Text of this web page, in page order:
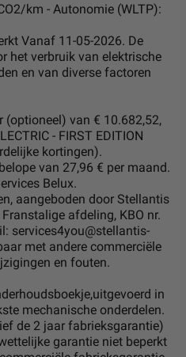
km - Autonomie (WLTP):
Vanaf 11-05-2026. De
het verbruik van elektrische
en van diverse factoren
(optioneel) van € 10.682,52,
- FIRST EDITION
kortingen).
van 27,96 € per maand.
Belux.
aangeboden door Stellantis
afdeling, KBO nr.
services4you@stellantis-
met andere commerciële
en fouten.
in
mechanische onderdelen.
de 2 jaar fabrieksgarantie)
garantie niet beperkt